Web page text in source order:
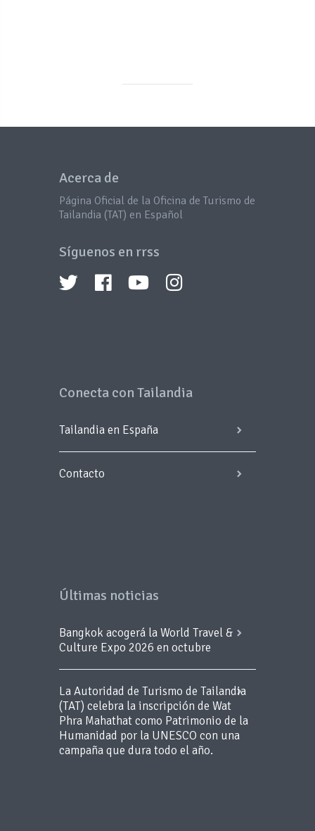
Acerca de
Página Oficial de la Oficina de Turismo de
Tailandia (TAT) en Español
Síguenos en rrss
Conecta con Tailandia
Tailandia en España
Contacto
Últimas noticias
Bangkok acogerá la World Travel &
Culture Expo 2026 en octubre
La Autoridad de Turismo de Tailandia
(TAT) celebra la inscripción de Wat
Phra Mahathat como Patrimonio de la
Humanidad por la UNESCO con una
campaña que dura todo el año.